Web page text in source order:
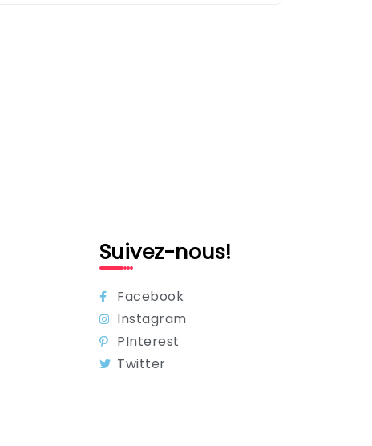
Suivez-nous!
Facebook
Instagram
PInterest
Twitter